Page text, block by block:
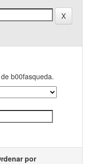
b00fasqueda.
por